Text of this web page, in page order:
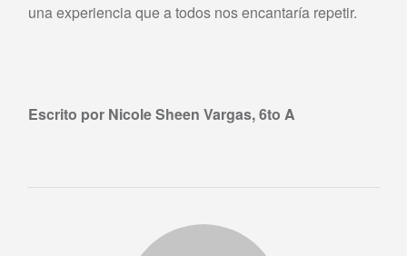
una experiencia que a todos nos encantaría repetir.
Escrito por Nicole Sheen Vargas, 6to A